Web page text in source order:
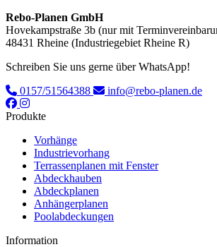
Rebo-Planen GmbH
Hovekampstraße 3b (nur mit
48431 Rheine (Industriegebiet Rheine R)
Schreiben Sie uns gerne über WhatsApp!
0157/51564388
info@rebo-planen.de
Produkte
Vorhänge
Industrievorhang
Terrassenplanen mit Fenster
Abdeckhauben
Abdeckplanen
Anhängerplanen
Poolabdeckungen
Information